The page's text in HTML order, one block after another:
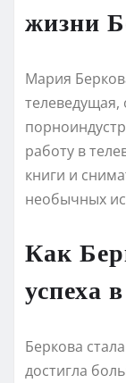
жизни
Мария
телеведущая,
работу в
книги и
необычных
Как
успеха
Беркова
достигла